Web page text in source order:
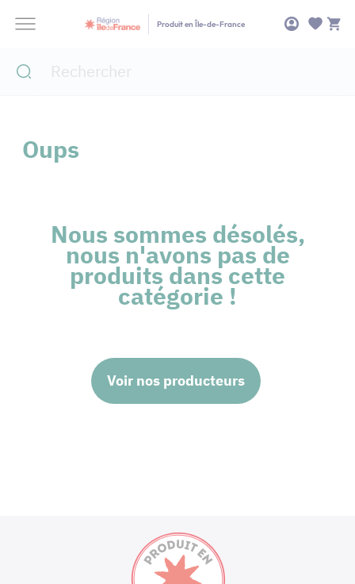
Produit en Île-de-France
Oups
Nous sommes désolés,
nous n'avons pas de
produits dans cette
catégorie !
Voir nos producteurs